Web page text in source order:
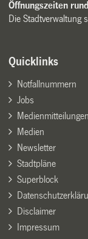
Öffnungszeiten
Die Stadtverwaltung
Quicklinks
Notfallnummern
Jobs
Medienmitteilungen
Medien
Newsletter
Stadtpläne
Superblock
Disclaimer
Impressum